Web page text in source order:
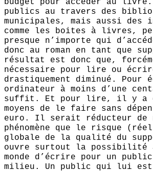
budget pour accéder au
publics au travers des
municipales, mais aussi
comme les boites à livres,
presque n’importe qui
donc au roman en tant que
résultat est donc que,
nécessaire pour lire ou
drastiquement diminué. Pour
ordinateur à moins d’une
suffit. Et pour lire, il y a de
moyens de le faire sans
euro. Il serait réducteur de
phénomène que le risque
globale de la qualité du
ouvre surtout la possibilité
monde d’écrire pour un
milieu. Un public qui lui est